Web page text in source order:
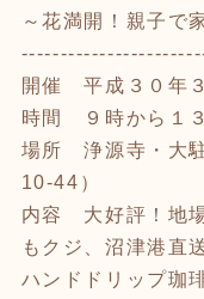
～花満開！親子で
開催 平成３０年
時間 ９時から１
場所 浄源寺・大
10-44）
内容 大好評！地
もクジ、沼津港直
ハンドドリップ珈